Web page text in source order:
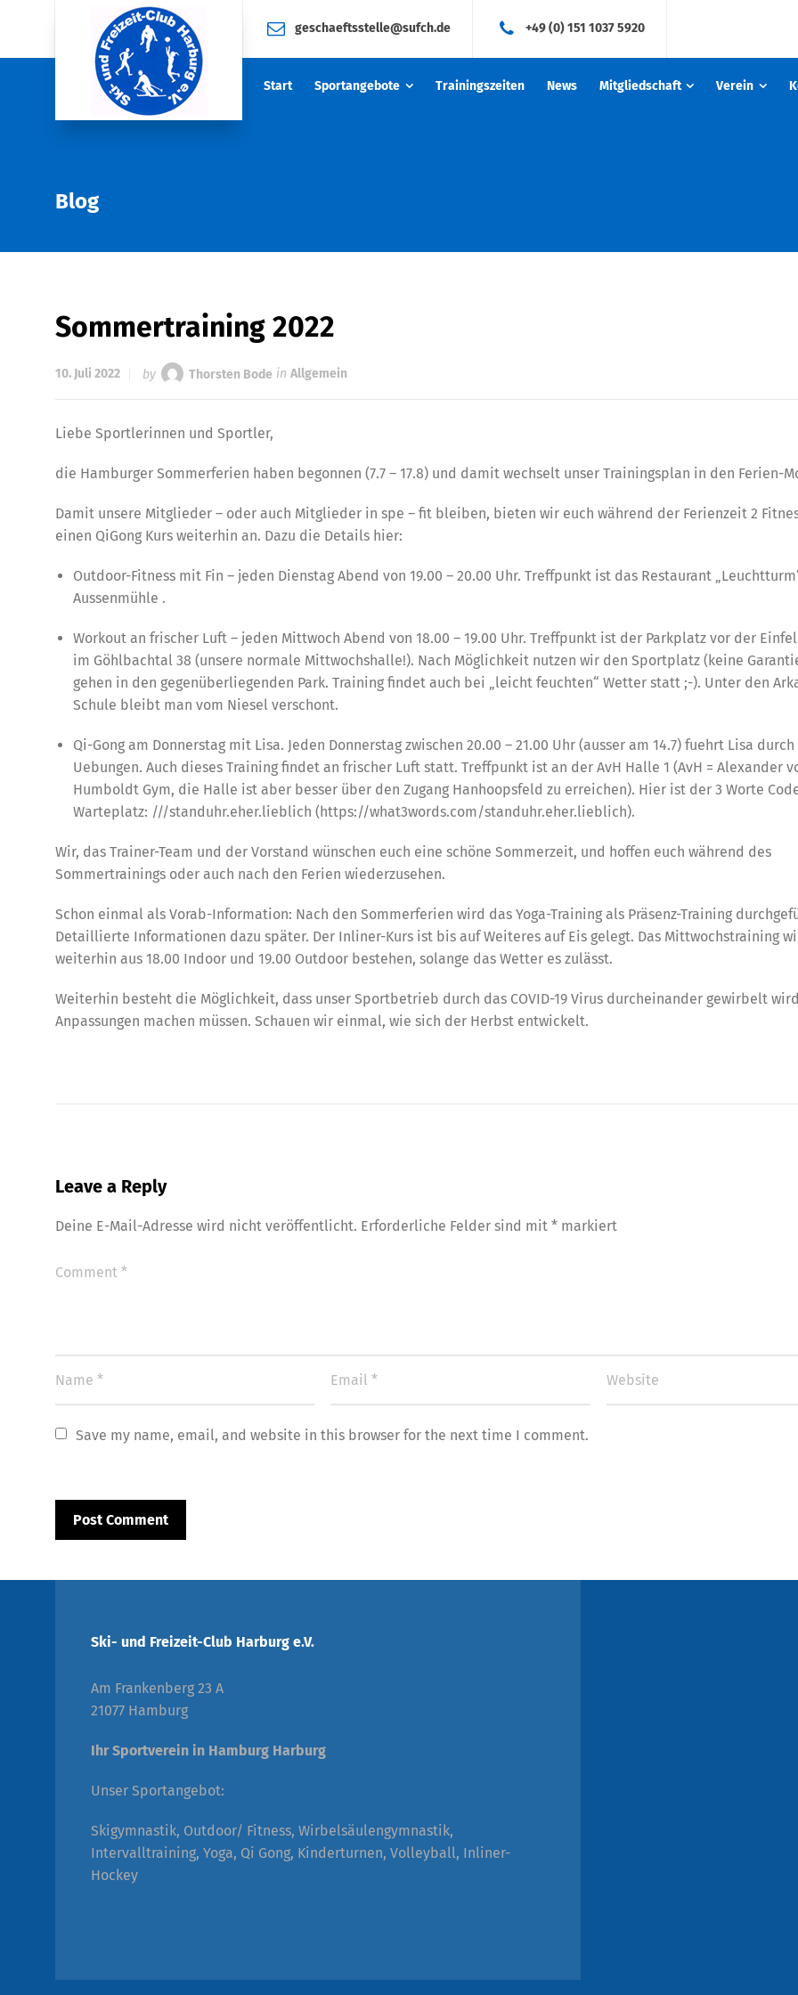
geschaeftsstelle@sufch.de +49 (0) 151 1037 5920
Start Sportangebote Trainingszeiten News Mitgliedschaft Verein
Blog
Sommertraining 2022
10. Juli 2022 by Thorsten Bode in Allgemein
Liebe Sportlerinnen und Sportler,
die Hamburger Sommerferien haben begonnen (7.7 – 17.8) und damit wechselt unser Trainingsplan in den Ferien-
Damit unsere Mitglieder – oder auch Mitglieder in spe – fit bleiben, bieten wir euch während der Ferienzeit 2
einen QiGong Kurs weiterhin an. Dazu die Details hier:
Outdoor-Fitness mit Fin – jeden Dienstag Abend von 19.00 – 20.00 Uhr. Treffpunkt ist das Restaurant
Aussenmühle .
Workout an frischer Luft – jeden Mittwoch Abend von 18.00 – 19.00 Uhr. Treffpunkt ist der Parkplatz vor der
im Göhlbachtal 38 (unsere normale Mittwochshalle!). Nach Möglichkeit nutzen wir den Sportplatz (keine
gehen in den gegenüberliegenden Park. Training findet auch bei „leicht feuchten“ Wetter statt ;-). Unter den
Schule bleibt man vom Niesel verschont.
Qi-Gong am Donnerstag mit Lisa. Jeden Donnerstag zwischen 20.00 – 21.00 Uhr (ausser am 14.7) fuehrt Lisa
Uebungen. Auch dieses Training findet an frischer Luft statt. Treffpunkt ist an der AvH Halle 1 (AvH = Alexander
Humboldt Gym, die Halle ist aber besser über den Zugang Hanhoopsfeld zu erreichen). Hier ist der 3 Worte
Warteplatz: ///standuhr.eher.lieblich (https://what3words.com/standuhr.eher.lieblich).
Wir, das Trainer-Team und der Vorstand wünschen euch eine schöne Sommerzeit, und hoffen euch während des
Sommertrainings oder auch nach den Ferien wiederzusehen.
Schon einmal als Vorab-Information: Nach den Sommerferien wird das Yoga-Training als Präsenz-Training
Detaillierte Informationen dazu später. Der Inliner-Kurs ist bis auf Weiteres auf Eis gelegt. Das Mittwochstraining
weiterhin aus 18.00 Indoor und 19.00 Outdoor bestehen, solange das Wetter es zulässt.
Weiterhin besteht die Möglichkeit, dass unser Sportbetrieb durch das COVID-19 Virus durcheinander gewirbelt
Anpassungen machen müssen. Schauen wir einmal, wie sich der Herbst entwickelt.
Leave a Reply
Deine E-Mail-Adresse wird nicht veröffentlicht. Erforderliche Felder sind mit * markiert
Save my name, email, and website in this browser for the next time I comment.
Ski- und Freizeit-Club Harburg e.V.
Am Frankenberg 23 A
21077 Hamburg
Ihr Sportverein in Hamburg Harburg
Unser Sportangebot:
Skigymnastik, Outdoor/ Fitness, Wirbelsäulengymnastik,
Intervalltraining, Yoga, Qi Gong, Kinderturnen, Volleyball, Inliner-
Hockey